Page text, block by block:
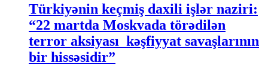
Türkiyənin keçmiş daxili işlər naziri:
“22 martda Moskvada törədilən
terror aksiyası kəşfiyyat savaşlarının
bir hissəsidir”